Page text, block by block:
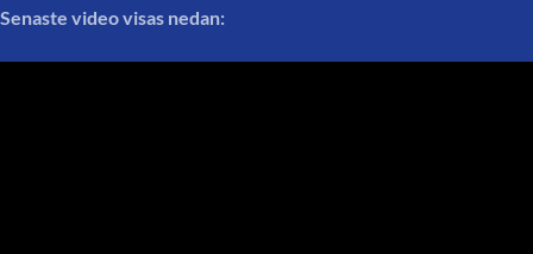
Senaste video visas nedan: